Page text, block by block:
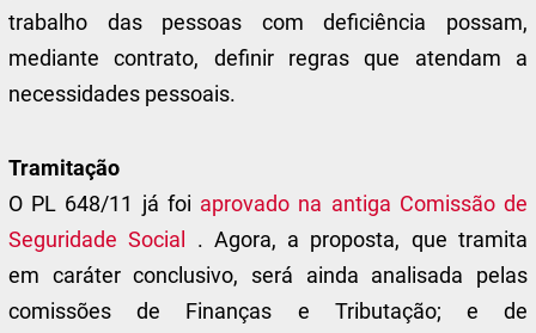
trabalho das pessoas com deficiência possam,
mediante contrato, definir regras que atendam a
necessidades pessoais.
Tramitação
O PL 648/11 já foi aprovado na antiga Comissão de
Seguridade Social
. Agora, a proposta, que tramita
em caráter conclusivo, será ainda analisada pelas
comissões de Finanças e Tributação; e de